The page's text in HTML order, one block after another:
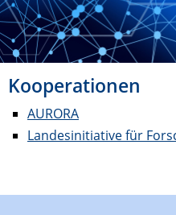
Kooperationen
AURORA
Landesinitiative für